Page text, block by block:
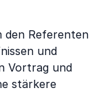
den Referenten
und
Vortrag und
stärkere